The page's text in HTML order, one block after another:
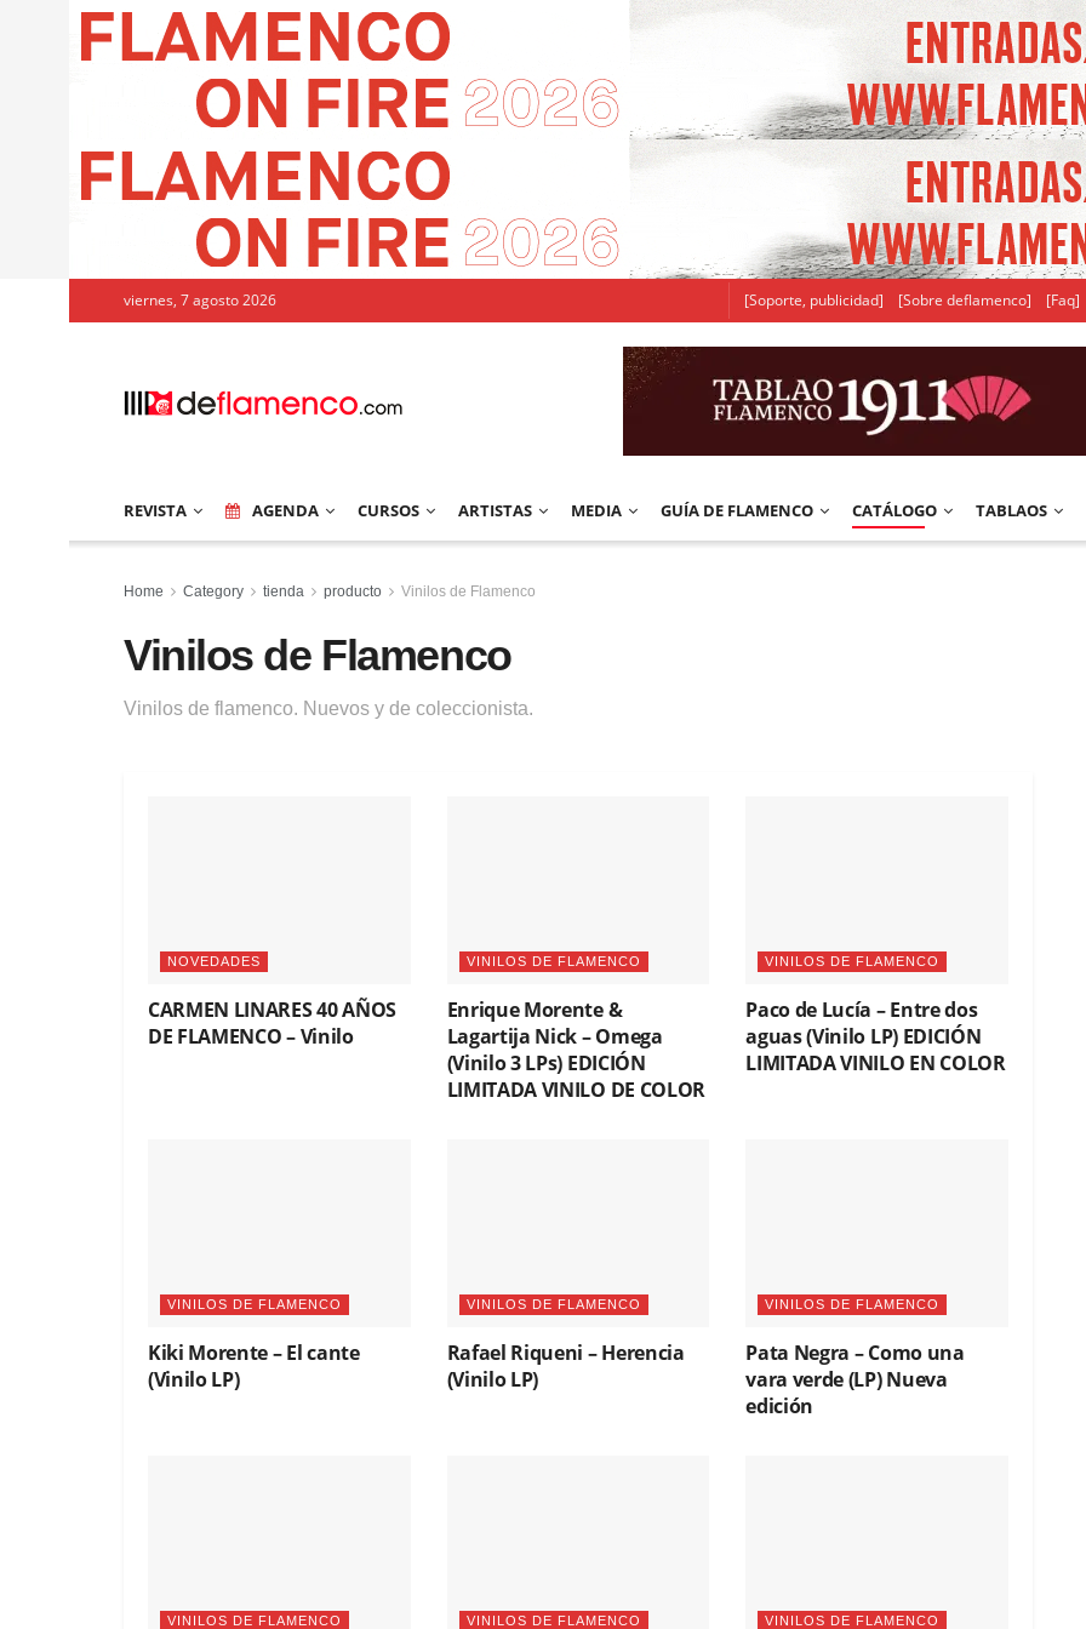
viernes, 7 agosto 2026 [Soporte, publicidad] [Sobre deflamenco] [Faq]
REVISTA AGENDA CURSOS ARTISTAS MEDIA GUÍA DE FLAMENCO CATÁLOGO TABLAOS
Home Category tienda producto Vinilos de Flamenco
Vinilos de Flamenco
Vinilos de flamenco. Nuevos y de coleccionista.
NOVEDADES
CARMEN LINARES 40 AÑOS
DE FLAMENCO – Vinilo
VINILOS DE FLAMENCO
Enrique Morente &
Lagartija Nick – Omega
(Vinilo 3 LPs) EDICIÓN
LIMITADA VINILO DE COLOR
VINILOS DE FLAMENCO
Paco de Lucía – Entre dos
aguas (Vinilo LP) EDICIÓN
LIMITADA VINILO EN COLOR
VINILOS DE FLAMENCO
Kiki Morente – El cante
(Vinilo LP)
VINILOS DE FLAMENCO
Rafael Riqueni – Herencia
(Vinilo LP)
VINILOS DE FLAMENCO
Pata Negra – Como una
vara verde (LP) Nueva
edición
VINILOS DE FLAMENCO VINILOS DE FLAMENCO VINILOS DE FLAMENCO